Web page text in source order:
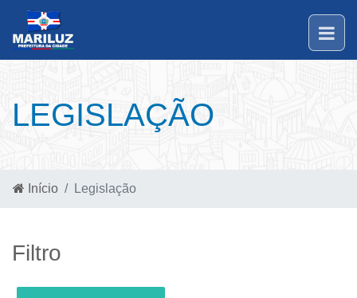
LEGISLAÇÃO
Início Legislação
Filtro